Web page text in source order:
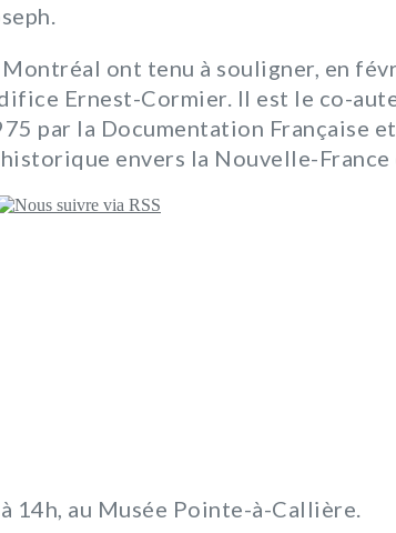
ont tenu à souligner, en
Ernest-Cormier. Il est le co-
par la Documentation Française
envers la Nouvelle-France
14h, au Musée Pointe-à-Callière.